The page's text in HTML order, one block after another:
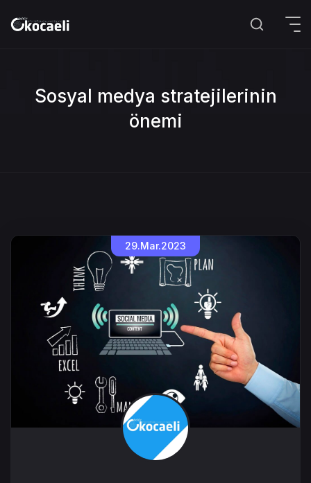
Sosyal medya stratejilerinin
önemi
29.Mar.2023